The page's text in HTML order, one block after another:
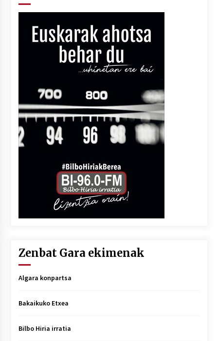
Zenbat Gara ekimenak
Algara konpartsa
Bakaikuko Etxea
Bilbo Hiria irratia